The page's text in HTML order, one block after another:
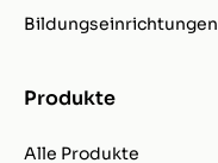
Bildungseinrichtungen
Produkte
Alle Produkte